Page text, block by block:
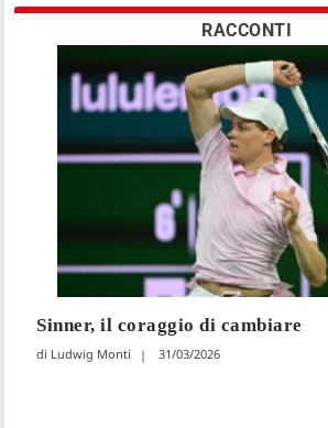
RACCONTI
Sinner, il coraggio di cambiare
Ludwig Monti 31/03/2026